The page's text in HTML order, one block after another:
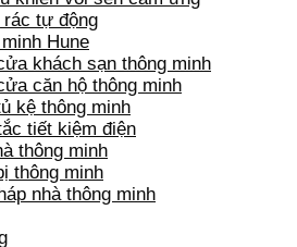
rác tự động
Hune
khách sạn thông minh
căn hộ thông minh
kệ thông minh
tiết kiệm điện
thông minh
thông minh
nhà thông minh